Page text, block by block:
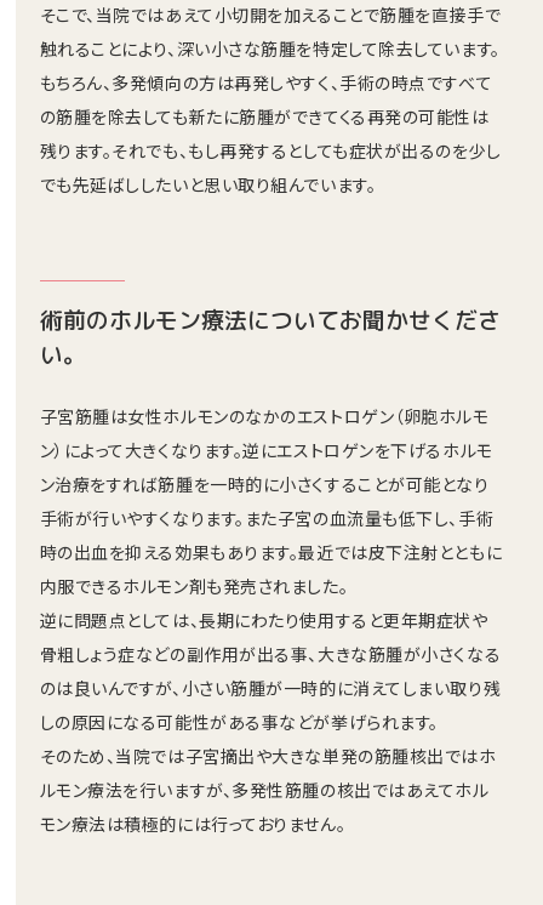
そこで、当院ではあえて小切開を加えることで筋腫を直接手で
触れることにより、深い小さな筋腫を特定して除去しています。
もちろん、多発傾向の方は再発しやすく、手術の時点ですべて
の筋腫を除去しても新たに筋腫ができてくる再発の可能性は
残ります。それでも、もし再発するとしても症状が出るのを少し
でも先延ばししたいと思い取り組んでいます。
術前のホルモン療法についてお聞かせくださ
い。
子宮筋腫は女性ホルモンのなかのエストロゲン（卵胞ホルモ
ン）によって大きくなります。逆にエストロゲンを下げるホルモ
ン治療をすれば筋腫を一時的に小さくすることが可能となり
手術が行いやすくなります。また子宮の血流量も低下し、手術
時の出血を抑える効果もあります。最近では皮下注射とともに
内服できるホルモン剤も発売されました。
逆に問題点としては、長期にわたり使用すると更年期症状や
骨粗しょう症などの副作用が出る事、大きな筋腫が小さくなる
のは良いんですが、小さい筋腫が一時的に消えてしまい取り残
しの原因になる可能性がある事などが挙げられます。
そのため、当院では子宮摘出や大きな単発の筋腫核出ではホ
ルモン療法を行いますが、多発性筋腫の核出ではあえてホル
モン療法は積極的には行っておりません。